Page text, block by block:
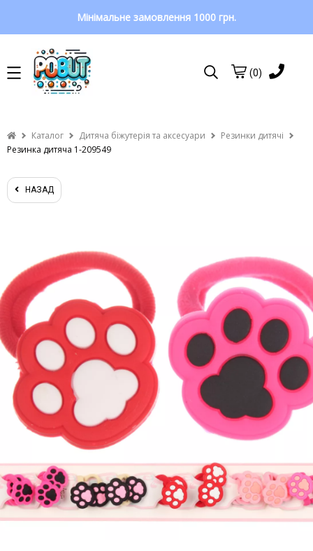
Мінімальне замовлення 1000 грн.
(0)
Каталог Дитяча біжутерія та аксесуари
Резинки дитячі
Резинка дитяча 1-209549
НАЗАД